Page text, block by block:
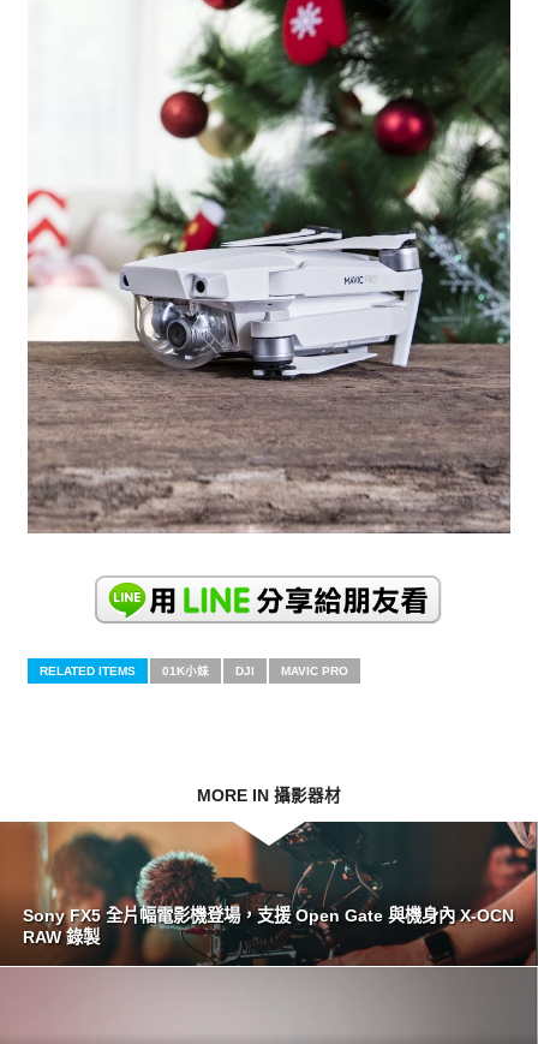
RELATED ITEMS 01K小妹 DJI MAVIC PRO
MORE IN 攝影器材
Sony FX5 全片幅電影機登場，支援 Open Gate 與機身內 X-OCN
RAW 錄製